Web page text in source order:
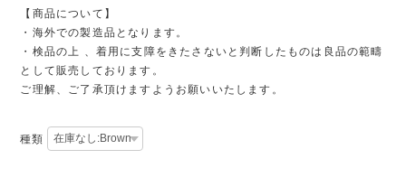
【商品について】
・海外での製造品となります。
・検品の上 、着用に支障をきたさないと判断したものは良品の範疇
として販売しております。
ご理解、ご了承頂けますようお願いいたします。
種類